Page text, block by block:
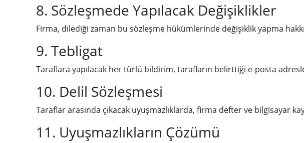
8. Sözleşmede Yapılacak Değişiklikler
Firma, dilediği zaman bu sözleşme hükümlerinde değişiklik yapma
9. Tebligat
Taraflara yapılacak her türlü bildirim, tarafların belirttiği e-posta
10. Delil Sözleşmesi
Taraflar arasında çıkacak uyuşmazlıklarda, firma defter ve bilgisayar
11. Uyuşmazlıkların Çözümü